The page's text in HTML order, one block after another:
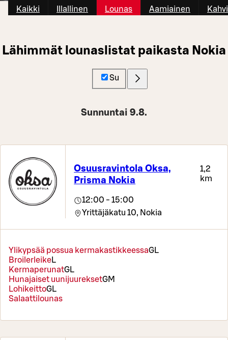
Kaikki Illallinen Lounas Aamiainen
Lähimmät lounaslistat paikasta Nokia
Su
Sunnuntai 9.8.
Osuusravintola Oksa,
Prisma Nokia
1,2
km
12:00 - 15:00
Yrittäjäkatu 10, Nokia
Ylikypsää possua kermakastikkeessaGL
BroilerleikeL
KermaperunatGL
Hunajaiset uunijuureksetGM
LohikeittoGL
Salaattilounas